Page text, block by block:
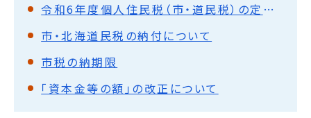
令和6年度個人住民税（市・道民税）の定額減税について
市・北海道民税の納付について
市税の納期限
「資本金等の額」の改正について